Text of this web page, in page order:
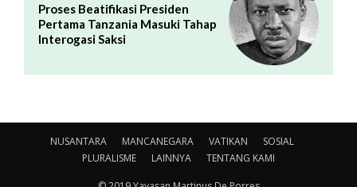
Proses Beatifikasi Presiden
Pertama Tanzania Masuki Tahap
Interogasi Saksi
NUSANTARA MANCANEGARA VATIKAN
SOSIAL
PLURALISME
LAINNYA TENTANG KAMI